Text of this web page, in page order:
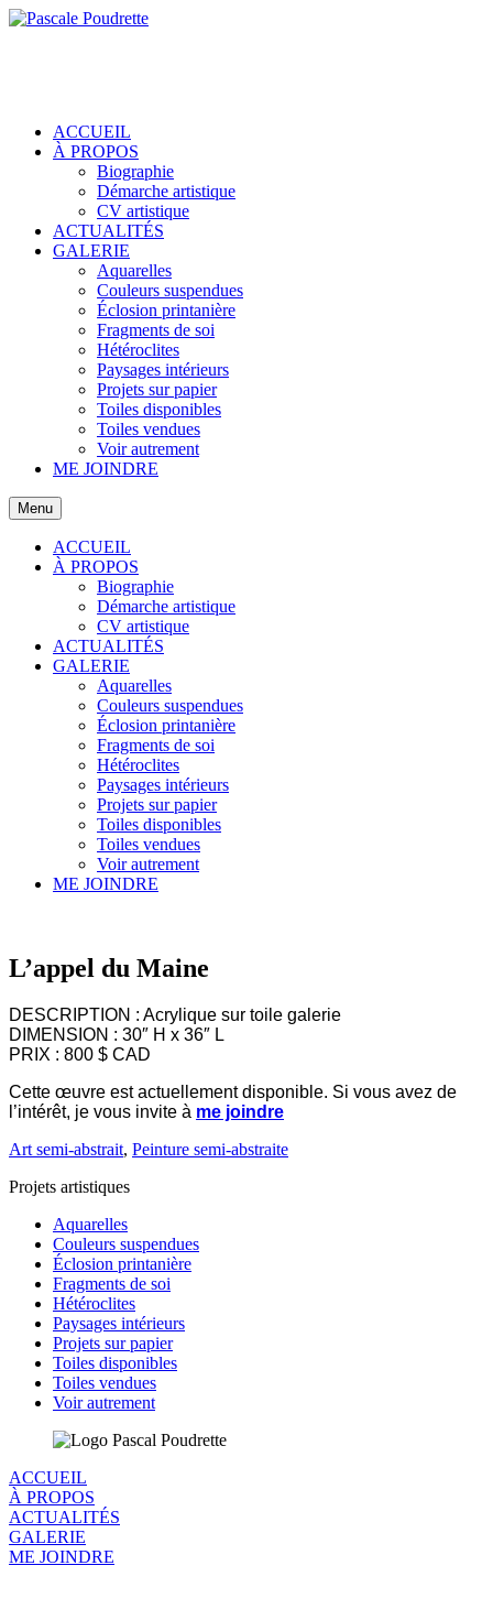
ACCUEIL
À PROPOS
Biographie
Démarche artistique
CV artistique
ACTUALITÉS
GALERIE
Aquarelles
Couleurs suspendues
Éclosion printanière
Fragments de soi
Hétéroclites
Paysages intérieurs
Projets sur papier
Toiles disponibles
Toiles vendues
Voir autrement
ME JOINDRE
Menu
ACCUEIL
À PROPOS
Biographie
Démarche artistique
CV artistique
ACTUALITÉS
GALERIE
Aquarelles
Couleurs suspendues
Éclosion printanière
Fragments de soi
Hétéroclites
Paysages intérieurs
Projets sur papier
Toiles disponibles
Toiles vendues
Voir autrement
ME JOINDRE
L’appel du Maine
DESCRIPTION : Acrylique sur toile galerie
DIMENSION : 30″ H x 36″ L
PRIX : 800 $ CAD
Cette œuvre est actuellement disponible. Si vous avez de
l’intérêt, je vous invite à me joindre
Art semi-abstrait, Peinture semi-abstraite
Projets artistiques
Aquarelles
Couleurs suspendues
Éclosion printanière
Fragments de soi
Hétéroclites
Paysages intérieurs
Projets sur papier
Toiles disponibles
Toiles vendues
Voir autrement
ACCUEIL
À PROPOS
ACTUALITÉS
GALERIE
ME JOINDRE